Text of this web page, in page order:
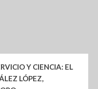
Y CIENCIA: EL
LÓPEZ,